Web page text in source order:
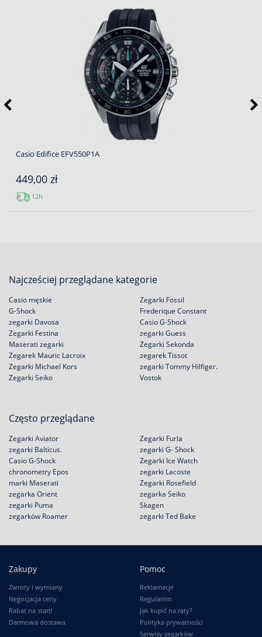
Casio Edifice EFV550P1A
449,00 zł
12h
Najcześciej przeglądane kategorie
Casio męskie
G-Shock
zegarki Davosa
Zegarki Festina
Zegarki Fossil
Frederique Constant
Casio G-Shock
zegarki Guess
Maserati zegarki
Zegarek Mauric Lacroix
Zegarki Michael Kors
Zegarki Seiko
Zegarki Sekonda
zegarek Tissot
zegarki Tommy Hilfiger.
Vostok
Często przeglądane
Zegarki Aviator
zegarki Balticus.
Casio G-Shock
chronometry Epos
Zegarki Furla
zegarki G- Shock
Zegarki Ice Watch
zegarki Lacoste
marki Maserati
zegarka Orient
zegarki Puma
zegarków Roamer
Zegarki Rosefield
zegarka Seiko
Skagen
zegarki Ted Bake
Zakupy
Zwroty i wymiany
Negocjacja ceny
Rabat na start!
Darmowa dostawa
Pomoc
Reklamacje
Regulamin
Jak kupić na raty?
Polityka prywatności
Serwisy zegarków